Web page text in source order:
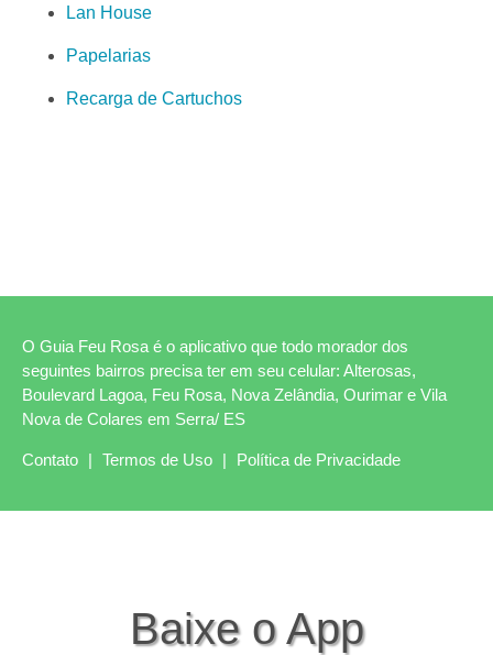
Lan House
Papelarias
Recarga de Cartuchos
O Guia Feu Rosa é o aplicativo que todo morador dos
seguintes bairros precisa ter em seu celular: Alterosas,
Boulevard Lagoa, Feu Rosa, Nova Zelândia, Ourimar e Vila
Nova de Colares em Serra/ ES
Contato | Termos de Uso | Política de Privacidade
Baixe o App